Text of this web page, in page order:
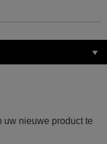
uw nieuwe product te